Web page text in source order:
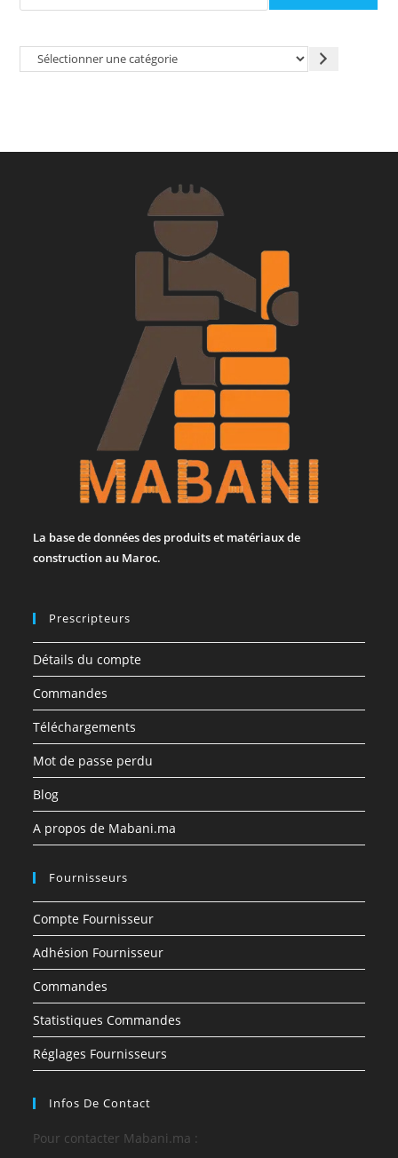
La base de données des produits et matériaux de
construction au Maroc.
Prescripteurs
Détails du compte
Commandes
Téléchargements
Mot de passe perdu
Blog
A propos de Mabani.ma
Fournisseurs
Compte Fournisseur
Adhésion Fournisseur
Commandes
Statistiques Commandes
Réglages Fournisseurs
Infos De Contact
Pour contacter Mabani.ma :